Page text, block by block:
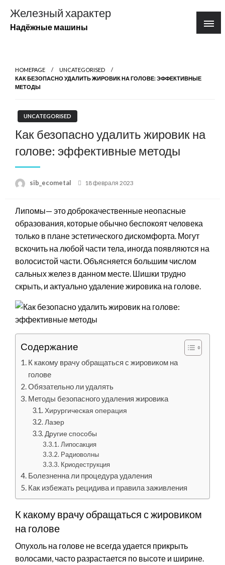
содержимому
Железный характер
Надёжные машины
HOMEPAGE
UNCATEGORISED
КАК БЕЗОПАСНО УДАЛИТЬ ЖИРОВИК НА ГОЛОВЕ: ЭФФЕКТИВНЫЕ
МЕТОДЫ
UNCATEGORISED
Как безопасно удалить жировик на
голове: эффективные методы
sib_ecometal
Posted
18 февраля 2023
Липомы— это доброкачественные неопасные
образования, которые обычно беспокоят человека
только в плане эстетического дискомфорта. Могут
вскочить на любой части тела, иногда появляются на
волосистой части. Объясняется большим числом
сальных желез в данном месте. Шишки трудно
скрыть, и актуально удаление жировика на голове.
Содержание
К какому врачу обращаться с жировиком на
голове
Обязательно ли удалять
Методы безопасного удаления жировика
Хирургическая операция
Лазер
Другие способы
Липосакция
Радиоволны
Криодеструкция
Болезненна ли процедура удаления
Как избежать рецидива и правила заживления
К какому врачу обращаться с жировиком
на голове
Опухоль на голове не всегда удается прикрыть
волосами, часто разрастается по высоте и ширине.